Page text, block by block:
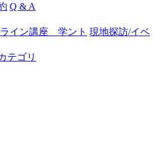
Q & A
イン講座 学ント 現地探訪/イベ
テゴリ